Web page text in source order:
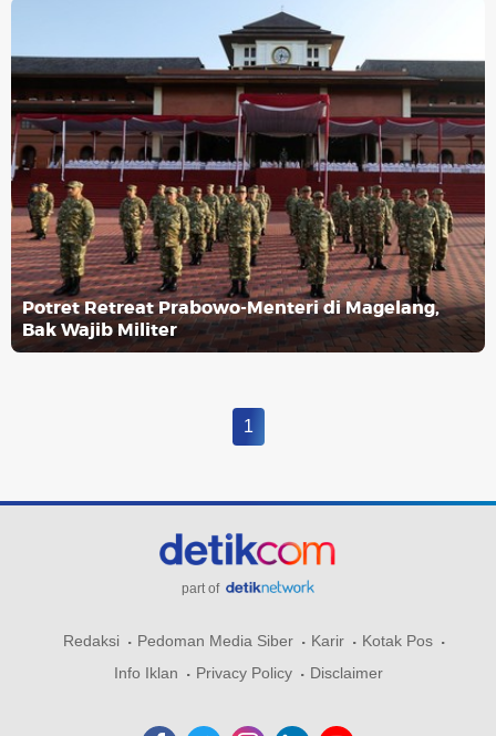
Potret Retreat Prabowo-Menteri di Magelang,
Bak Wajib Militer
1
part of
Redaksi Pedoman Media Siber Karir
Kotak Pos
Info Iklan
Privacy Policy Disclaimer